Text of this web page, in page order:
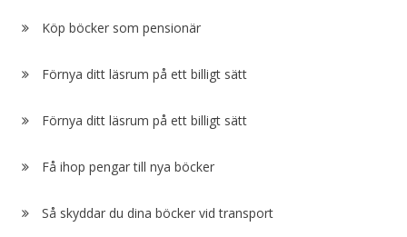
Köp böcker som pensionär
Förnya ditt läsrum på ett billigt sätt
Förnya ditt läsrum på ett billigt sätt
Få ihop pengar till nya böcker
Så skyddar du dina böcker vid transport